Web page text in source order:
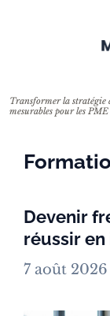
Devenir
réussir
7 août 2026